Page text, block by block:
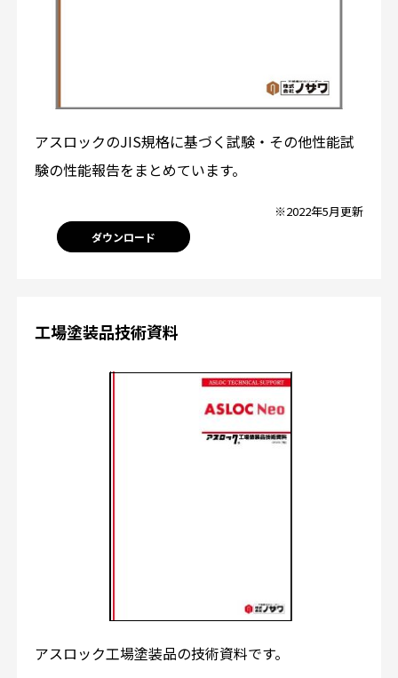
アスロックのJIS規格に基づく試験・その他性能試
験の性能報告をまとめています。
※2022年5月更新
ダウンロード
工場塗装品技術資料
アスロック工場塗装品の技術資料です。